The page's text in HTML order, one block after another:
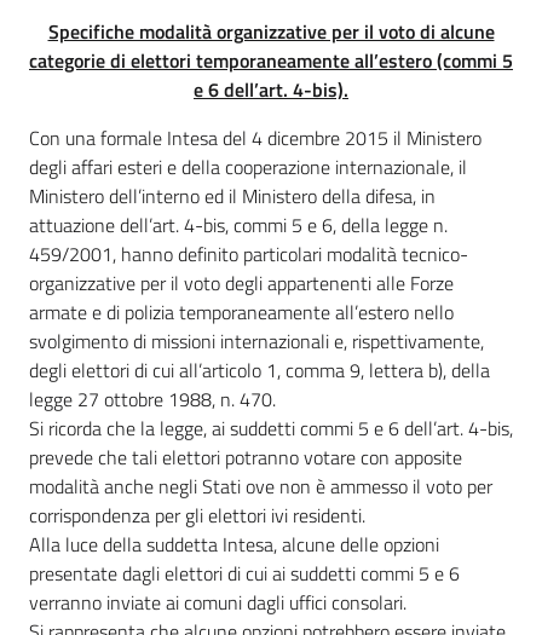
Specifiche modalità organizzative per il voto di alcune
categorie di elettori temporaneamente all’estero (commi 5
e 6 dell’art. 4-bis).
Con una formale Intesa del 4 dicembre 2015 il Ministero
degli affari esteri e della cooperazione internazionale, il
Ministero dell’interno ed il Ministero della difesa, in
attuazione dell’art. 4-bis, commi 5 e 6, della legge n.
459/2001, hanno definito particolari modalità tecnico-
organizzative per il voto degli appartenenti alle Forze
armate e di polizia temporaneamente all’estero nello
svolgimento di missioni internazionali e, rispettivamente,
degli elettori di cui all’articolo 1, comma 9, lettera b), della
legge 27 ottobre 1988, n. 470.
Si ricorda che la legge, ai suddetti commi 5 e 6 dell’art. 4-bis,
prevede che tali elettori potranno votare con apposite
modalità anche negli Stati ove non è ammesso il voto per
corrispondenza per gli elettori ivi residenti.
Alla luce della suddetta Intesa, alcune delle opzioni
presentate dagli elettori di cui ai suddetti commi 5 e 6
verranno inviate ai comuni dagli uffici consolari.